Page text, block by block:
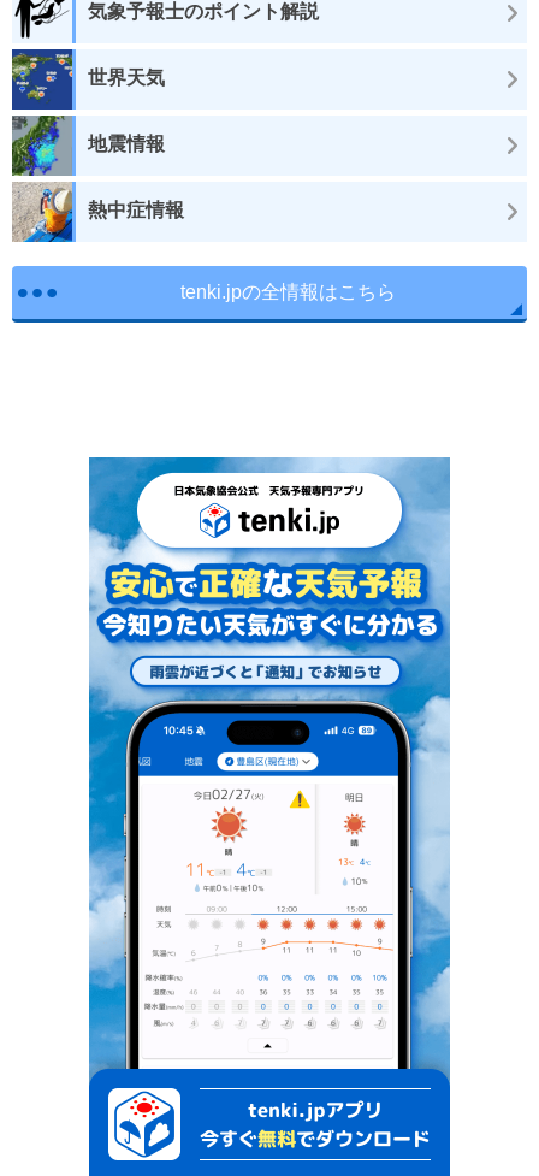
気象予報士のポイント解説
世界天気
地震情報
熱中症情報
tenki.jpの全情報はこちら